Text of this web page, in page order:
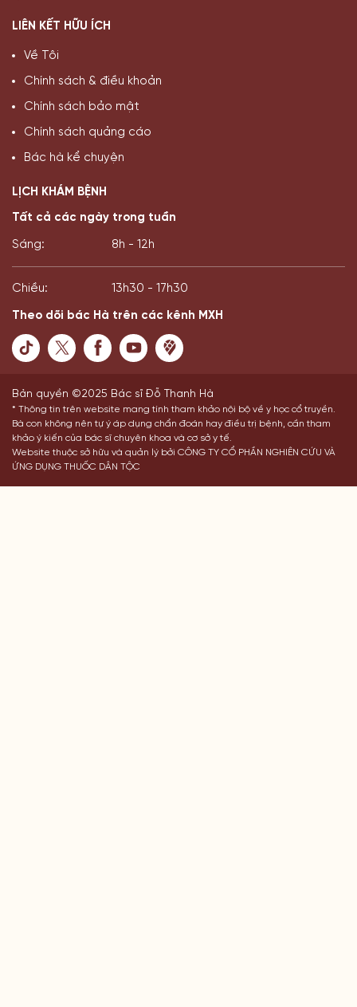
LIÊN KẾT HỮU ÍCH
Về Tôi
Chính sách & điều khoản
Chính sách bảo mật
Chính sách quảng cáo
Bác hà kể chuyện
LỊCH KHÁM BỆNH
Tất cả các ngày trong tuần
Sáng: 8h - 12h
Chiều: 13h30 - 17h30
Theo dõi bác Hà trên các kênh MXH
Bản quyền ©2025 Bác sĩ Đỗ Thanh Hà
* Thông tin trên website mang tính tham khảo nội bộ về y học cổ truyền.
Bà con không nên tự ý áp dụng chẩn đoán hay điều trị bệnh, cần tham
khảo ý kiến của bác sĩ chuyên khoa và cơ sở y tế.
Website thuộc sở hữu và quản lý bởi CÔNG TY CỔ PHẦN NGHIÊN CỨU VÀ
ỨNG DỤNG THUỐC DÂN TỘC